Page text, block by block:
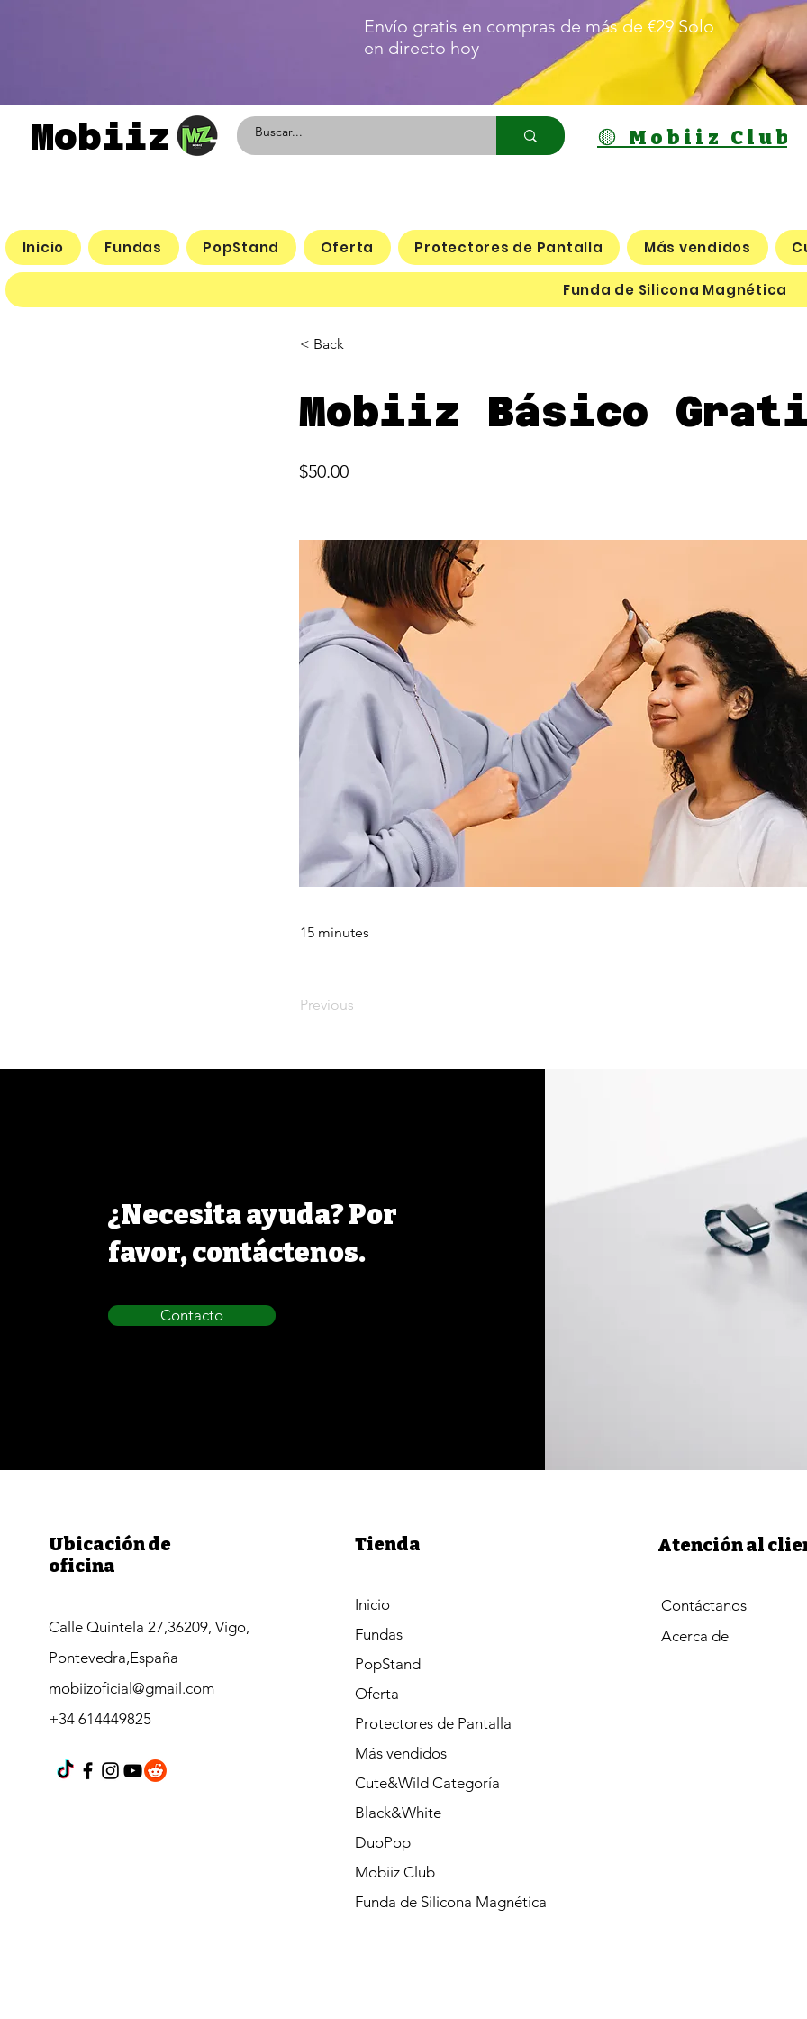
Envío gratis en compras de más de €29 Solo
en directo hoy
Mobiiz 🟡 Mobiiz Club
Inicio Fundas PopStand Oferta Protectores de Pantalla Más vendidos
Funda de Silicona Magnética
< Back
Mobiiz Básico
$50.00
15 minutes
Previous
¿Necesita ayuda? Por
favor, contáctenos.
Contacto
Ubicación de
oficina
Calle Quintela 27,36209, Vigo,
Pontevedra,España
mobiizoficial@gmail.com
+34 614449825
Tienda
Inicio
Fundas
PopStand
Oferta
Protectores de Pantalla
Más vendidos
Cute&Wild Categoría
Black&White
DuoPop
Mobiiz Club
Funda de Silicona Magnética
Atención al
Contáctanos
Acerca de